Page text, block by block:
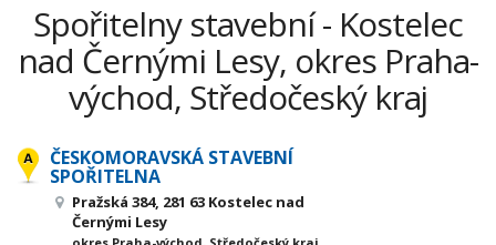
Spořitelny stavební - Kostelec
nad Černými Lesy, okres Praha-
východ, Středočeský kraj
ČESKOMORAVSKÁ STAVEBNÍ
SPOŘITELNA
Pražská 384, 281 63 Kostelec nad
Černými Lesy